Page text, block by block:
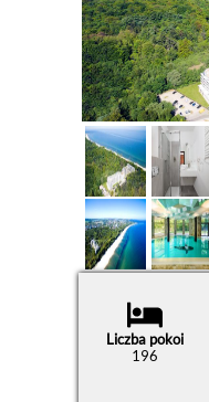
Liczba pokoi
196